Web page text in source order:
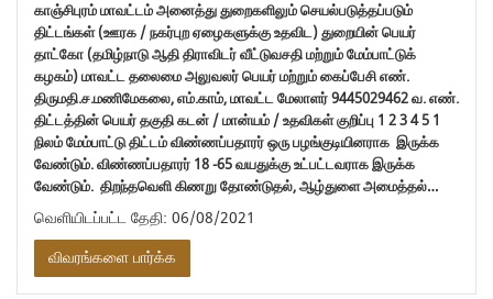
காஞ்சிபுரம் மாவட்டம் அனைத்து துறைகளிலும் செயல்படுத்தப்படும்
திட்டங்கள் (ஊரக / நகர்புற ஏழைகளுக்கு உதவிட) துறையின் பெயர்
தாட்கோ (தமிழ்நாடு ஆதி திராவிடர் வீட்டுவசதி மற்றும் மேம்பாட்டுக்
கழகம்) மாவட்ட தலைமை அலுவலர் பெயர் மற்றும் கைப்பேசி எண்.
திருமதி.ச.மணிமேகலை, எம்.காம், மாவட்ட மேலாளர் 9445029462 வ. எண்.
திட்டத்தின் பெயர் தகுதி கடன் / மான்யம் / உதவிகள் குறிப்பு 1 2 3 4 5 1
நிலம் மேம்பாட்டு திட்டம் விண்ணப்பதாரர் ஒரு பழங்குடியினராக இருக்க
வேண்டும். விண்ணப்பதாரர் 18 -65 வயதுக்கு உட்பட்டவராக இருக்க
வேண்டும். திறந்தவெளி கிணறு தோண்டுதல், ஆழ்துளை அமைத்தல்…
வெளியிடப்பட்ட தேதி: 06/08/2021
விவரங்களை பார்க்க